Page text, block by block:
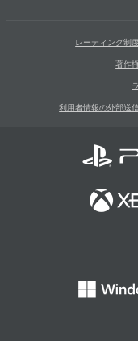
レーティング制
著作
利用者情報の外部送